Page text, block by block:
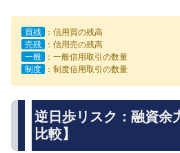
買残
：信用買の残高
売残
：信用売の残高
一般
：一般信用取引の数量
制度
：制度信用取引の数量
逆日歩リスク：融資余
比較】